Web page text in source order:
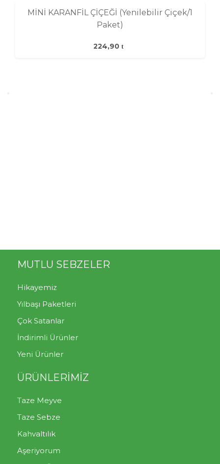
MİNİ KARANFİL ÇİÇEĞİ (Yenilebilir Çiçek/1
Paket)
224,90
MUTLU SEBZELER
Hikayemiz
Yılbaşı Paketleri
Çok Satanlar
İndirimli Ürünler
Yeni Ürünler
ÜRÜNLERİMİZ
Taze Meyve
Taze Sebze
Kahvaltılık
Aşeriyorum